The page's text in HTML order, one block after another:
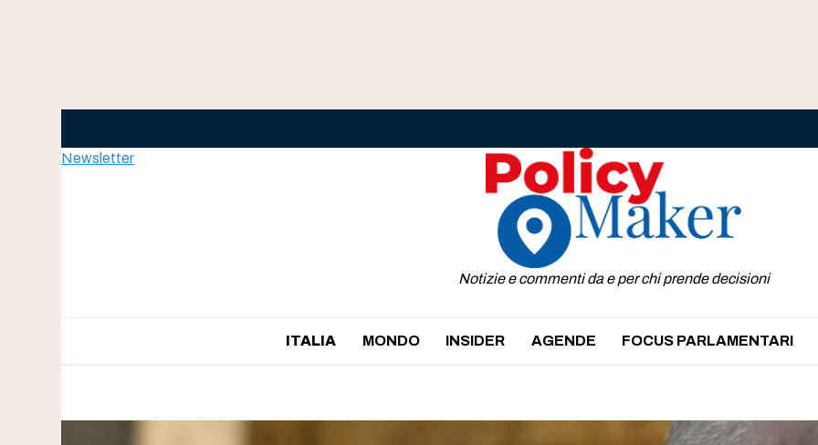
Newsletter
Notizie e commenti da e per chi prende decisioni
ITALIA MONDO INSIDER AGENDE FOCUS PARLAMENTARI